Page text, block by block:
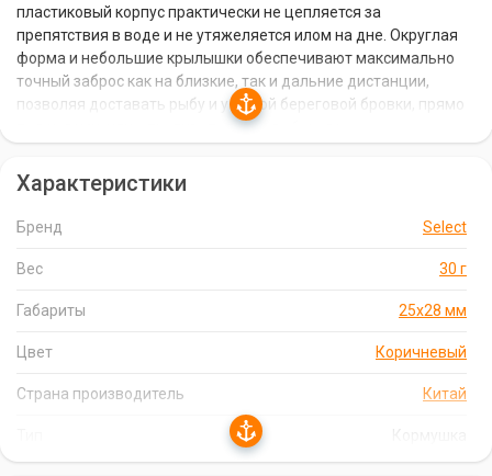
пластиковый корпус практически не цепляется за
препятствия в воде и не утяжеляется илом на дне. Округлая
форма и небольшие крылышки обеспечивают максимально
точный заброс как на близкие, так и дальние дистанции,
позволяя доставать рыбу и у самой береговой бровки, прямо
под ногами, или с противоположного берега.
Особенности Кормушки Select Пикерной:
Точность заброса:
позволяет доставать рыбу даже в самых труднодоступных
мягкого пластика, который не цепляется за препятствия в
Кормушка Select Пикерная подходит
для ловли плотвы, карася или подлещика.
Характеристики
Бренд Select
Вес 30 г
Габариты 25х28 мм
Цвет Коричневый
Страна производитель Китай